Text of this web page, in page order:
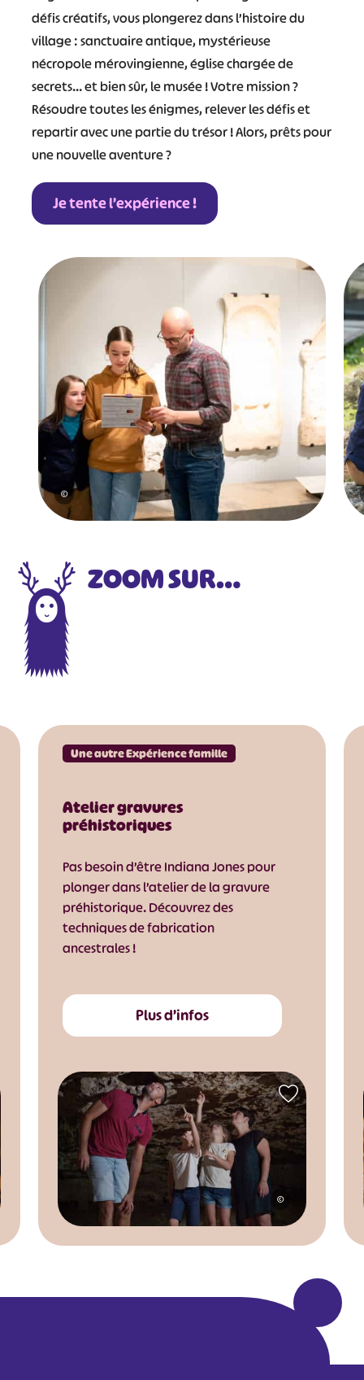
défis créatifs, vous plongerez dans l’histoire du
village : sanctuaire antique, mystérieuse
nécropole mérovingienne, église chargée de
secrets… et bien sûr, le musée ! Votre mission ?
Résoudre toutes les énigmes, relever les défis et
repartir avec une partie du trésor ! Alors, prêts pour
une nouvelle aventure ?
Je tente l’expérience !
©
ZOOM SUR…
Une autre Expérience famille
Atelier gravures
préhistoriques
Pas besoin d’être Indiana Jones pour
plonger dans l’atelier de la gravure
préhistorique. Découvrez des
techniques de fabrication
ancestrales !
Plus d’infos
©
# #
#
#
#